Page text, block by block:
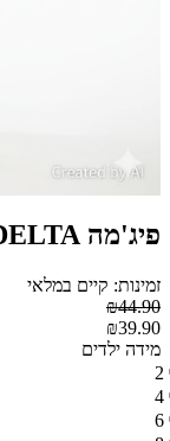
פיג'מה DELTA קיץ 2-12 בנות במבי
זמינות: קיים במלאי
₪44.90
₪39.90
מידה ילדים
2
4
6